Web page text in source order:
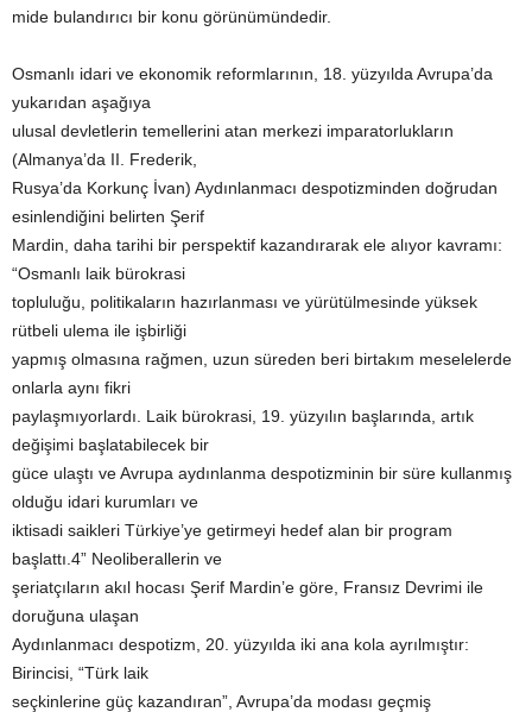
mide bulandırıcı bir konu görünümündedir.
Osmanlı idari ve ekonomik reformlarının, 18. yüzyılda Avrupa’da
yukarıdan aşağıya
ulusal devletlerin temellerini atan merkezi imparatorlukların
(Almanya’da II. Frederik,
Rusya’da Korkunç İvan) Aydınlanmacı despotizminden doğrudan
esinlendiğini belirten Şerif
Mardin, daha tarihi bir perspektif kazandırarak ele alıyor kavramı:
“Osmanlı laik bürokrasi
topluluğu, politikaların hazırlanması ve yürütülmesinde yüksek
rütbeli ulema ile işbirliği
yapmış olmasına rağmen, uzun süreden beri birtakım meselelerde
onlarla aynı fikri
paylaşmıyorlardı. Laik bürokrasi, 19. yüzyılın başlarında, artık
değişimi başlatabilecek bir
güce ulaştı ve Avrupa aydınlanma despotizminin bir süre kullanmış
olduğu idari kurumları ve
iktisadi saikleri Türkiye’ye getirmeyi hedef alan bir program
başlattı.4” Neoliberallerin ve
şeriatçıların akıl hocası Şerif Mardin’e göre, Fransız Devrimi ile
doruğuna ulaşan
Aydınlanmacı despotizm, 20. yüzyılda iki ana kola ayrılmıştır:
Birincisi, “Türk laik
seçkinlerine güç kazandıran”, Avrupa’da modası geçmiş